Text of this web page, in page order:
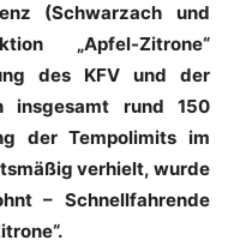
(Schwarzach und
„Apfel-Zitrone“
des KFV und der
insgesamt rund 150
der Tempolimits im
verhielt, wurde
– Schnellfahrende